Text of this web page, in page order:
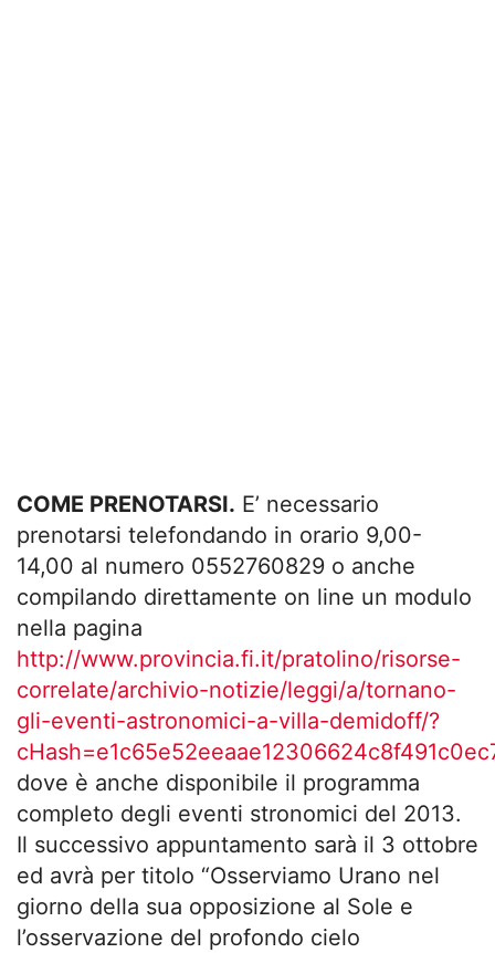
COME PRENOTARSI. E’ necessario
prenotarsi telefondando in orario 9,00-
14,00 al numero 0552760829 o anche
compilando direttamente on line un modulo
nella pagina
http://www.provincia.fi.it/pratolino/risorse-
correlate/archivio-notizie/leggi/a/tornano-
gli-eventi-astronomici-a-villa-demidoff/?
dove è anche disponibile il programma
completo degli eventi stronomici del 2013.
Il successivo appuntamento sarà il 3 ottobre
ed avrà per titolo “Osserviamo Urano nel
giorno della sua opposizione al Sole e
l’osservazione del profondo cielo